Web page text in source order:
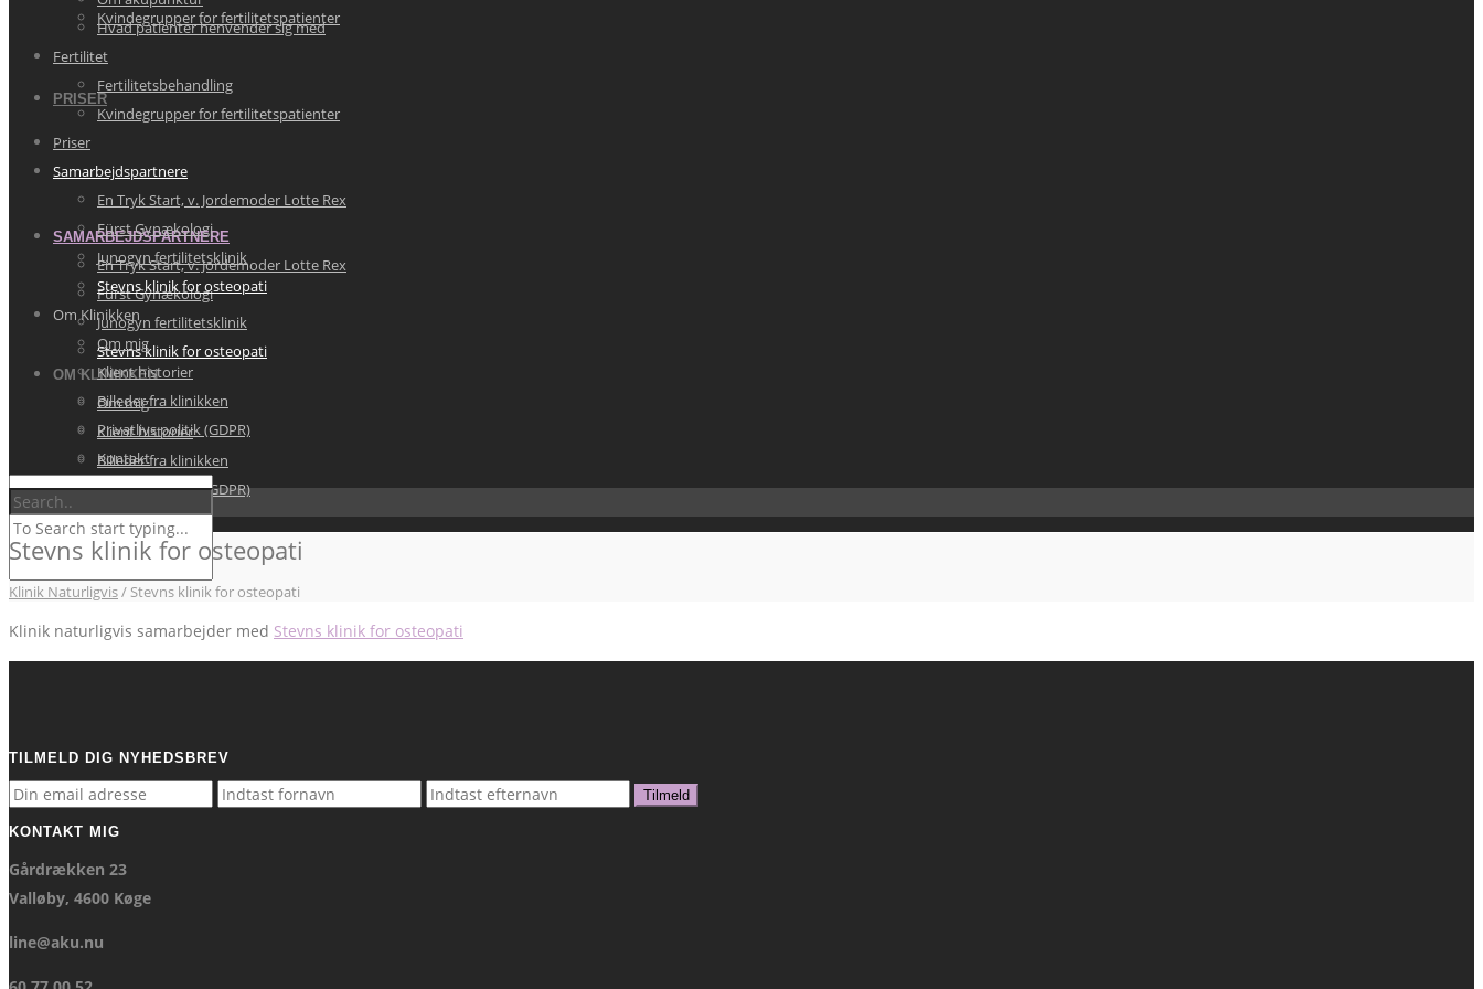
Kvindegrupper for fertilitetspatienter
PRISER
SAMARBEJDSPARTNERE
En Tryk Start, v. Jordemoder Lotte Rex
Fürst Gynækologi
Junogyn fertilitetsklinik
Stevns klinik for osteopati
OM KLINIKKEN
Om mig
Klient historier
Billeder fra klinikken
Privatlivs politik (GDPR)
Kontakt
Hvad patienter henvender sig med
Fertilitet
Fertilitetsbehandling
Kvindegrupper for fertilitetspatienter
Priser
Samarbejdspartnere
En Tryk Start, v. Jordemoder Lotte Rex
Fürst Gynækologi
Junogyn fertilitetsklinik
Stevns klinik for osteopati
Om Klinikken
Om mig
Klient historier
Billeder fra klinikken
Privatlivs politik (GDPR)
Kontakt
Stevns klinik for osteopati
Klinik Naturligvis/ Stevns klinik for osteopati
Klinik naturligvis samarbejder med Stevns klinik for osteopati
TILMELD DIG NYHEDSBREV
KONTAKT MIG
Gårdrækken 23
Valløby, 4600 Køge
line@aku.nu